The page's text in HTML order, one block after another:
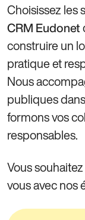
Choisissez les
CRM Eudonet
construire un
pratique et
Nous
publiques
formons vos
responsables.
Vous
vous avec nos